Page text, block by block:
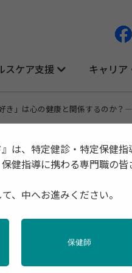
スケア支援 キャリア
き」は心の健康と関係するのか
のか？―縦断研
は、特定健診・特定保健指
健指導に携わる専門職の
、中へお進みください。
保健師